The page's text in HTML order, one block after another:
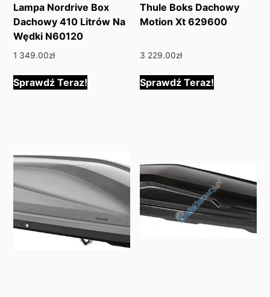
Lampa Nordrive Box
Dachowy 410 Litrów Na
Wędki N60120
1 349.00zł
Sprawdź Teraz!
Thule Boks Dachowy
Motion Xt 629600
3 229.00zł
Sprawdź Teraz!